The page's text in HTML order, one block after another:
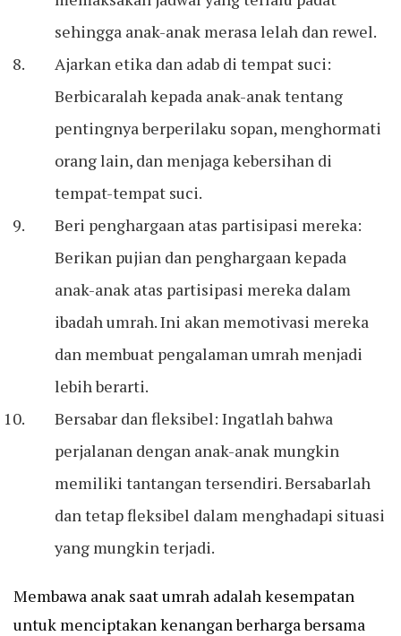
sehingga anak-anak merasa lelah dan rewel.
Ajarkan etika dan adab di tempat suci:
Berbicaralah kepada anak-anak tentang
pentingnya berperilaku sopan, menghormati
orang lain, dan menjaga kebersihan di
tempat-tempat suci.
Beri penghargaan atas partisipasi mereka:
Berikan pujian dan penghargaan kepada
anak-anak atas partisipasi mereka dalam
ibadah umrah. Ini akan memotivasi mereka
dan membuat pengalaman umrah menjadi
lebih berarti.
Bersabar dan fleksibel: Ingatlah bahwa
perjalanan dengan anak-anak mungkin
memiliki tantangan tersendiri. Bersabarlah
dan tetap fleksibel dalam menghadapi situasi
yang mungkin terjadi.
Membawa anak saat umrah adalah kesempatan
untuk menciptakan kenangan berharga bersama